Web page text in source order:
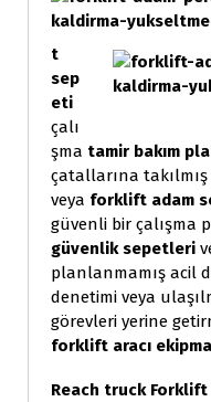
t
sep
eti
çalı
şma tamir bakım
çatallarına takılmış
veya forklift adam
güvenli bir çalışma
güvenlik sepetleri
planlanmamış acil
denetimi veya
görevleri yerine
forklift aracı
Reach truck Forklift